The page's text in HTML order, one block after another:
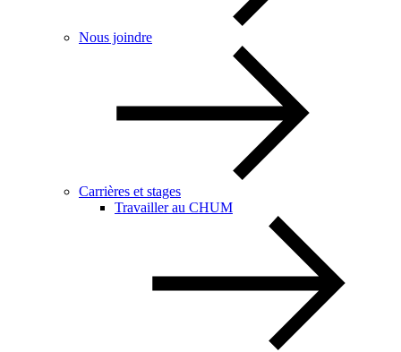
Nous joindre
Carrières et stages
Travailler au CHUM